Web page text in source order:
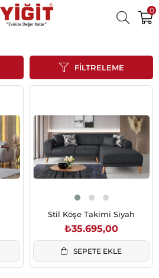
0
Google İle Bağlan
FILTRELEME
Stil Köşe Takimi Siyah
₺35.695,00
SEPETE EKLE